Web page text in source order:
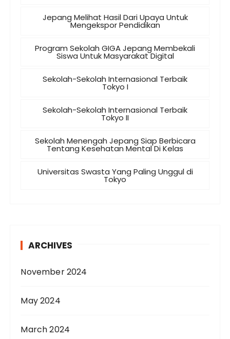
Jepang Melihat Hasil Dari Upaya Untuk
Mengekspor Pendidikan
Program Sekolah GIGA Jepang Membekali
Siswa Untuk Masyarakat Digital
Sekolah-Sekolah Internasional Terbaik
Tokyo I
Sekolah-Sekolah Internasional Terbaik
Tokyo II
Sekolah Menengah Jepang Siap Berbicara
Tentang Kesehatan Mental Di Kelas
Universitas Swasta Yang Paling Unggul di
Tokyo
ARCHIVES
November 2024
May 2024
March 2024